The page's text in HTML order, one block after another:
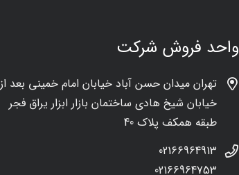
واحد فروش شرکت
تهران میدان حسن آباد خیابان امام خمینی بعد از
خیابان شیخ هادی ساختمان بازار ابزار یراق فجر
طبقه همکف پلاک 40
02166964913
02166964753